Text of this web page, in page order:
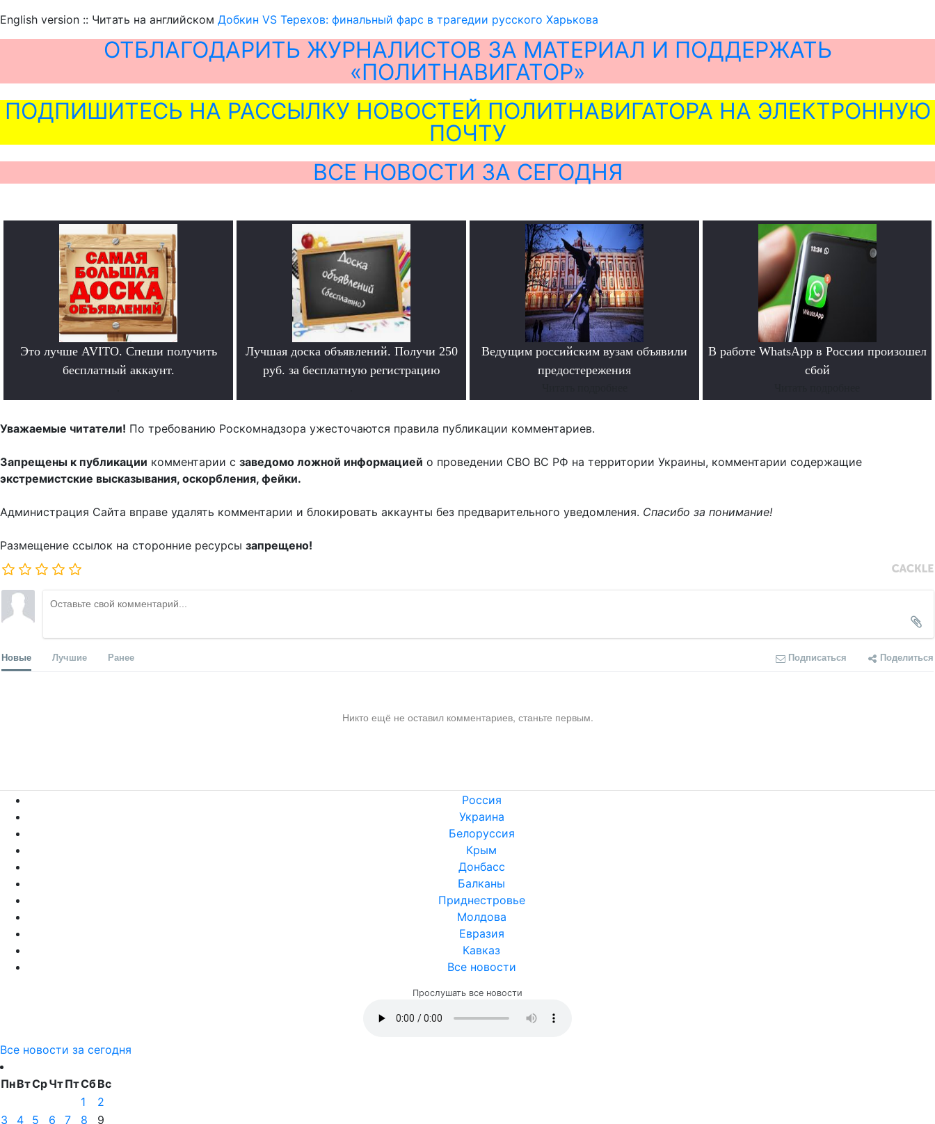
English version :: Читать на английском Добкин VS Tepexoв: финальный фарс в трагедии русского Харькова
ОТБЛАГОДАРИТЬ ЖУРНАЛИСТОВ ЗА МАТЕРИАЛ И ПОДДЕРЖАТЬ
«ПОЛИТНАВИГАТОР»
ПОДПИШИТЕСЬ НА РАССЫЛКУ НОВОСТЕЙ ПОЛИТНАВИГАТОРА НА ЭЛЕКТРОННУЮ
ПОЧТУ
ВСЕ НОВОСТИ ЗА СЕГОДНЯ
Это лучше AVITO. Спеши получить
бесплатный аккаунт.
Лучшая доска объявлений. Получи 250
руб. за бесплатную регистрацию
Ведущим российским вузам объявили
предостережения
В работе WhatsApp в России произошел
сбой
Уважаемые читатели! По требованию Роскомнадзора ужесточаются правила публикации комментариев.
Запрещены к публикации комментарии с заведомо ложной информацией о проведении СВО ВС РФ на территории Украины, комментарии содержащие
экстремистские высказывания, оскорбления, фейки.
Администрация Сайта вправе удалять комментарии и блокировать аккаунты без предварительного уведомления. Спасибо за понимание!
Размещение ссылок на сторонние ресурсы запрещено!
Новые Лучшие Ранее Подписаться Поделиться
Никто ещё не оставил комментариев, станьте первым.
Россия
Украина
Белоруссия
Крым
Донбасс
Балканы
Приднестровье
Молдова
Евразия
Кавказ
Все новости
Прослушать все новости
Все новости за сегодня
ПнВтСрЧтПтСбВс
1
2
3
4 5 6 7 8
9